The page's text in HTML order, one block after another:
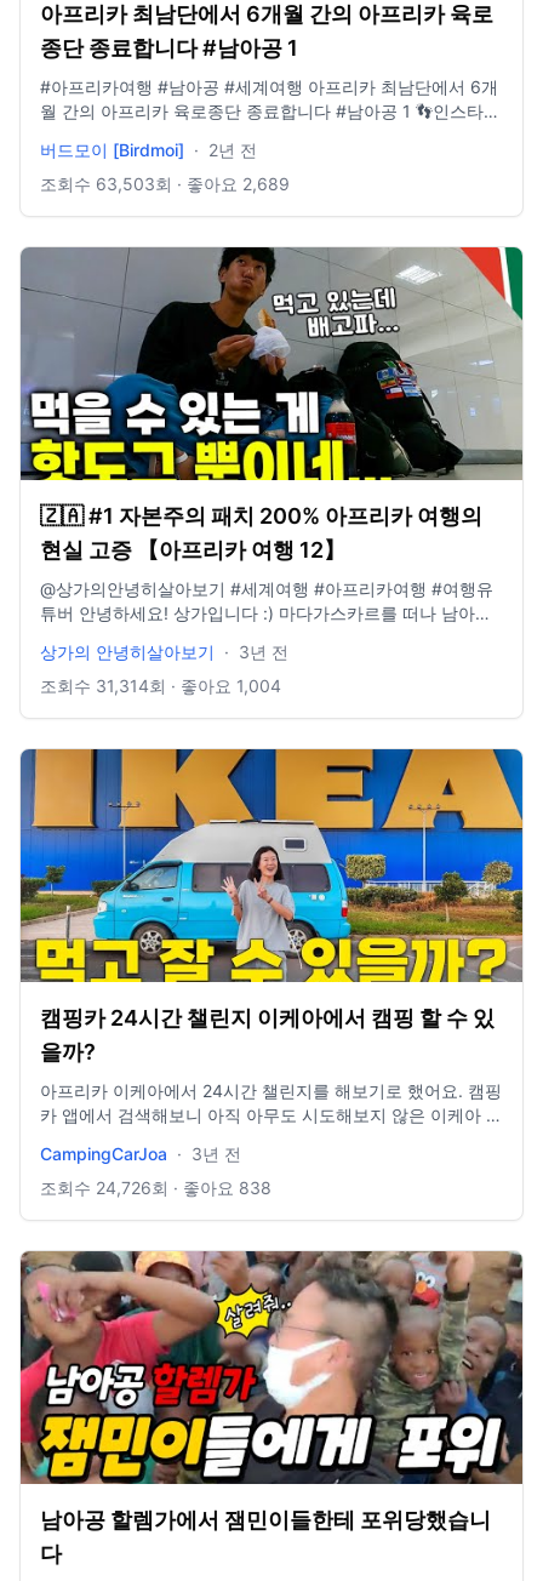
https://youtu.be/9PRnPdgNhMI Track : Some Vintage
Mood 2 - https://youtu.be/j_x22l_c7uQ All Night - Ikson
Playlist by http://reurl.kr/19C2BF81SQ​ Do It - Ikson Music
by Ikson https://soundcloud.com/ikson​ Music Playlist by
http://reurl.kr/19C2BF81SQ​ Island - Jarico Soundcloud :
https://soundcloud.com/jaricomusic Music Playlist by
http://reurl.kr/1992B2F4FB "I'm Letting Go" by Josh
Woodward. Free download: http://joshwoodward.com/
Gentle" by Josh Woodward. Free download:
http://joshwoodward.com/ Music Playlist by
http://reurl.kr/259358BAEF
아프리카 최남단에서 6개월 간의 아프리카 육로
종단 종료합니다 #남아공 1
#아프리카여행 #남아공 #세계여행 아프리카 최남단에서 6개
월 간의 아프리카 육로종단 종료합니다 #남아공 1 👣인스타
birdmoi@naver.com [촬영 장비] 🎥Camera 1 : gopro10,
iphone14 pro 🎵Music provided by Artlist
버드모이 [Birdmoi] · 2년 전
조회수 63,503회 · 좋아요 2,689
🇿🇦 #1 자본주의 패치 200% 아프리카 여행의
현실 고증 【아프리카 여행 12】
@상가의안녕히살아보기 #세계여행 #아프리카여행 #여행유
튜버 안녕하세요! 상가입니다 :) 마다가스카르를 떠나 남아공
남아공은 제가 생각했던 거랑 조금 다르게 미국, 유럽과 비슷
한 모습이었어요 물가 또한... ➖ ✔️보시기 전 선 좋아요 👍🏻 영
https://www.instagram.com/sanghyuk1ee/ 📝 Blog :
https://blog.naver.com/sanghyuk1ee 📚 Brunch :
https://brunch.co.kr/@sanghyuk1ee ➖ #세계여헹 #아프리
카 #여행유튜버 ➖ Track : Black Comedy Music by 브금대
통령 Music provided by 브금대통령 Watch :
https://youtu.be/gHlSF3VpB9U 🎵Music provided by 브금
대통령 🎵Track : 백수의 하루 -
https://youtu.be/H62OF6OVeHQ Track : 댕청댕청 Music
by 브금대통령 Music provided by 브금대통령 Watch :
https://www.youtube.com/watch?v=5qEI_xTPa-Q Track :
금대통령 Watch : https://youtu.be/fXq2D2jeIs8 Music
provided by 브금대통령 Track : 멘붕 -
Woodward. Free download: http://joshwoodward.com/
Music Playlist by http://reurl.kr/259358BAEF
상가의 안녕히살아보기 · 3년 전
조회수 31,314회 · 좋아요 1,004
캠핑카 24시간 챌린지 이케아에서 캠핑 할 수 있
을까?
아프리카 이케아에서 24시간 챌린지를 해보기로 했어요. 캠핑
카 앱에서 검색해보니 아직 아무도 시도해보지 않은 이케아 캠
아 주차장에서 지내고 그 동안 먹는 음식 음료등 소비는 이케
아에서 하는 것으로 해서 주차장에서 스텔스 아닌 스텔스캠핑
캠핑카조아 패트리온 후원 : http://bit.ly/2HAJTYR 이메일:
campingcarjoa@gmail.com 인스타그램:
https://www.instagram.com/campingcarjoa/ 네이버 블로
그: http://blog.naver.com/campingcarjoa/ 페이스북:
https://www.facebook.com/campingcarjoa/ 트위터:
https://twitter.com/campingcarjoa/ 영상에 나오는 배경음악
은 Epidiemic sound를 사용했어요. 아래의 링크를 클릭해주
세요. All our music is from Epidemic Sound, click below for
a free trial:
https://www.epidemicsound.com/referral/v4zm5f/ --------
----- #세계여행 #여행브이로그 #차박 실시간스트리밍 미공
개 영상은 여기를 확인해주세요.https://goo.gl/YmRKJM 저희
CampingCarJoa · 3년 전
조회수 24,726회 · 좋아요 838
남아공 할렘가에서 잼민이들한테 포위당했습니
다